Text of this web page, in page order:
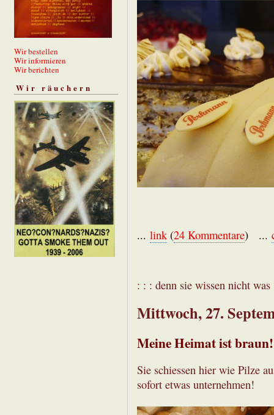
Wir bestellen
Wir informieren
Wir berichten
Wir räuchern
... link(24 Kommentare) ...
: : : denn sie wissen nicht
Mittwoch, 27.
Meine Heimat ist braun!
Sie schiessen hier wie Pilze
sofort etwas unternehmen!